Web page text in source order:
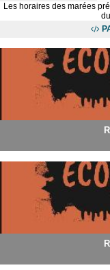
Les horaires des marées